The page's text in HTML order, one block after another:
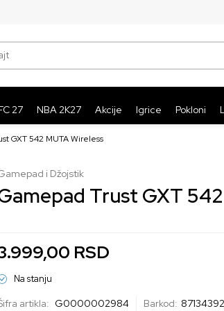
27 NBA 2K27 Akcije Igrice Pokloni
GXT 542 MUTA Wireless
i Džojstik
Trust GXT
RSD
Na stanju
artikla: G0000002984 Barkod: